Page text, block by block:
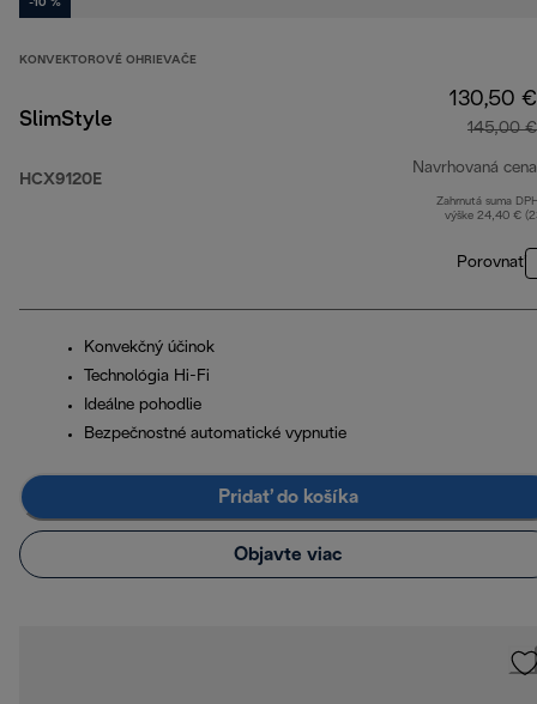
-10 %
KONVEKTOROVÉ OHRIEVAČE
SlimStyle
HCX9120E
130,50 €
145,00 €
Navrhovaná cena
Zahrnutá suma
výške 24,40 €
Porovnať
Konvekčný účinok
Technológia Hi-Fi
Ideálne pohodlie
Bezpečnostné automatické vypnutie
Pridať do košíka
Objavte viac